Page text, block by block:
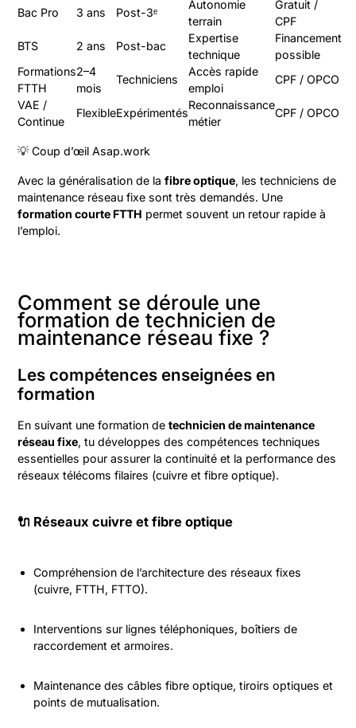
Bac Pro
3 ans Post-3ᵉ
Autonomie
terrain
Gratuit /
CPF
BTS
2 ans Post-bac
Expertise
technique
Financement
possible
Formations
FTTH
2–4
mois
Techniciens
Accès rapide
emploi
CPF / OPCO
VAE /
Continue
FlexibleExpérimentés
Reconnaissance
métier
CPF / OPCO
💡 Coup d’œil Asap.work
Avec la généralisation de lafibre optique, les techniciens de
maintenance réseau fixe sont très demandés. Une
formation courte FTTH permet souvent un retour rapide à
l’emploi.
Comment se déroule une
formation de technicien de
maintenance réseau fixe ?
Les compétences enseignées en
formation
En suivant une formation detechnicien de maintenance
réseau fixe, tu développes des compétences techniques
essentielles pour assurer la continuité et la performance des
réseaux télécoms filaires (cuivre et fibre optique).
🔌 Réseaux cuivre et fibre optique
Compréhension de l’architecture des réseaux fixes
(cuivre, FTTH, FTTO).
Interventions sur lignes téléphoniques, boîtiers de
raccordement et armoires.
Maintenance des câbles fibre optique, tiroirs optiques et
points de mutualisation.